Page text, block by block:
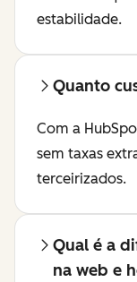
estabilidade.
Quanto
Com a
sem taxas
terceirizados.
Qual é a
na web e